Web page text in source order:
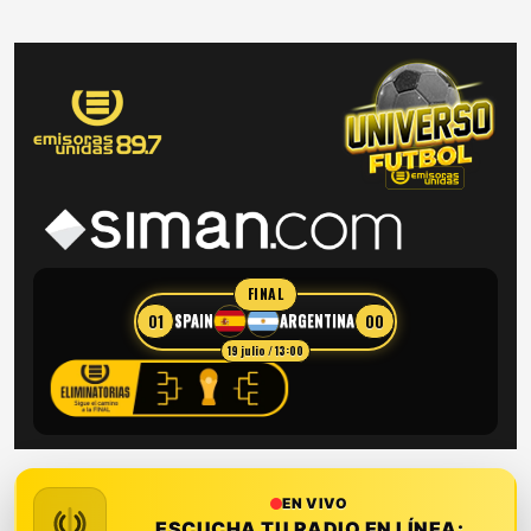
FINAL
01 SPAIN ARGENTINA 00
19 julio / 13:00
EN VIVO